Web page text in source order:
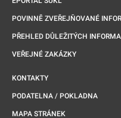
POVINNĚ ZVEŘEJŇOVANÉ
PŘEHLED DŮLEŽITÝCH
VEŘEJNÉ ZAKÁZKY
KONTAKTY
PODATELNA / POKLADNA
MAPA STRÁNEK